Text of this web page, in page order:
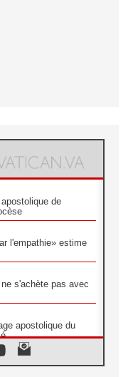
de
l'empathie» estime
s'achète pas avec
apostolique du
sur l'éducation